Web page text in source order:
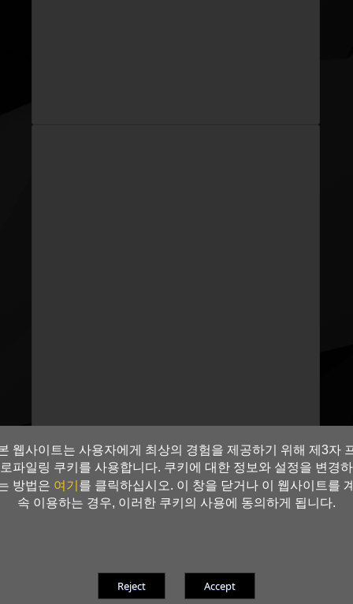
웹사이트는 사용자에게 최상의 경험을 제공하기 위해 제3자
로파일링 쿠키를 사용합니다. 쿠키에 대한 정보와 설정을 변경하
방법은 여기를 클릭하십시오. 이 창을 닫거나 이 웹사이트를
속 이용하는 경우, 이러한 쿠키의 사용에 동의하게 됩니다.